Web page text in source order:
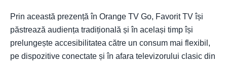
Prin această prezență în Orange TV Go, Favorit TV își
păstrează audiența tradițională și în același timp își
prelungește accesibilitatea către un consum mai flexibil,
pe dispozitive conectate și în afara televizorului clasic din